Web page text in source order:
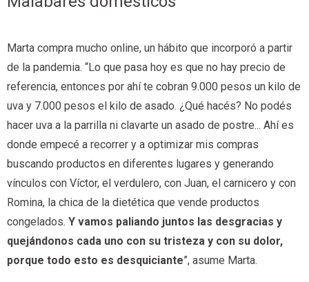
Marta compra mucho online, un hábito que incorporó a partir
de la pandemia. “Lo que pasa hoy es que no hay precio de
referencia, entonces por ahí te cobran 9.000 pesos un kilo de
uva y 7.000 pesos el kilo de asado. ¿Qué hacés? No podés
hacer uva a la parrilla ni clavarte un asado de postre... Ahí es
donde empecé a recorrer y a optimizar mis compras
buscando productos en diferentes lugares y generando
vínculos con Víctor, el verdulero, con Juan, el carnicero y con
Romina, la chica de la dietética que vende productos
congelados. Y vamos paliando juntos las desgracias y
quejándonos cada uno con su tristeza y con su dolor,
porque todo esto es desquiciante”, asume Marta.